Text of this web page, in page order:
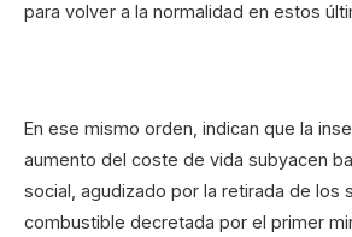
para volver a la normalidad en estos
En ese mismo orden, indican que la
aumento del coste de vida subyacen
social, agudizado por la retirada de los
combustible decretada por el primer